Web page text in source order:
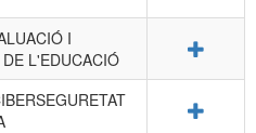
I
L'EDUCACIÓ